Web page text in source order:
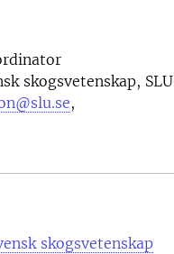
skogsvetenskap, SLU
,
skogsvetenskap